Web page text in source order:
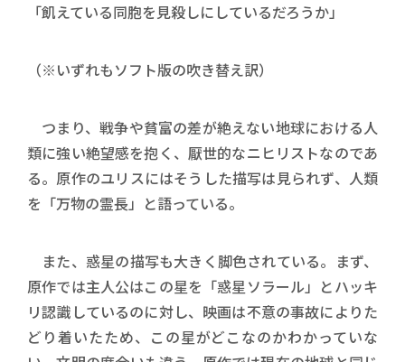
「飢えている同胞を見殺しにしているだろうか」
（※いずれもソフト版の吹き替え訳）
つまり、戦争や貧富の差が絶えない地球における人
類に強い絶望感を抱く、厭世的なニヒリストなのであ
る。原作のユリスにはそうした描写は見られず、人類
を「万物の霊長」と語っている。
また、惑星の描写も大きく脚色されている。まず、
原作では主人公はこの星を「惑星ソラール」とハッキ
リ認識しているのに対し、映画は不意の事故によりた
どり着いたため、この星がどこなのかわかっていな